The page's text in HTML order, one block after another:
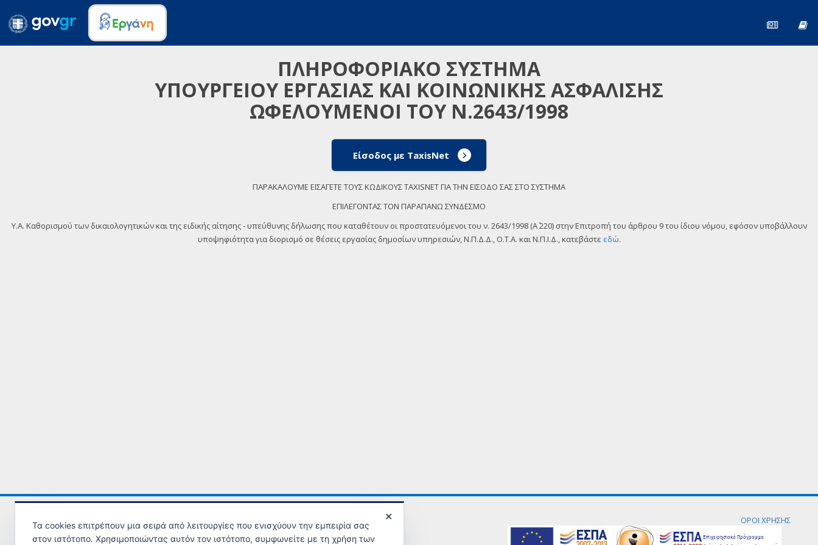
ΠΛΗΡΟΦΟΡΙΑΚΟ ΣΥΣΤΗΜΑ
ΥΠΟΥΡΓΕΙΟΥ ΕΡΓΑΣΙΑΣ ΚΑΙ ΚΟΙΝΩΝΙΚΗΣ ΑΣΦΑΛΙΣΗΣ
ΩΦΕΛΟΥΜΕΝΟΙ ΤΟΥ Ν.2643/1998
Είσοδος με TaxisNet
ΠΑΡΑΚΑΛΟΥΜΕ ΕΙΣΑΓΕΤΕ ΤΟΥΣ ΚΩΔΙΚΟΥΣ TAXISNET ΓΙΑ ΤΗΝ ΕΙΣΟΔΟ ΣΑΣ ΣΤΟ ΣΥΣΤΗΜΑ
ΕΠΙΛΕΓΟΝΤΑΣ ΤΟΝ ΠΑΡΑΠΑΝΩ ΣΥΝΔΕΣΜΟ
Y.A. Καθορισμού των δικαιολογητικών και της ειδικής αίτησης - υπεύθυνης δήλωσης που καταθέτουν οι προστατευόμενοι του ν. 2643/1998 (Α΄ 220) στην Επιτροπή του άρθρου 9 του ίδιου νόμου, εφόσον υποβάλλουν
υποψηφιότητα για διορισμό σε θέσεις εργασίας δημοσίων υπηρεσιών, Ν.Π.Δ.Δ., Ο.Τ.Α. και Ν.Π.Ι.Δ., κατεβάστε εδώ.
ΟΡΟΙ ΧΡΗΣΗΣ
✕
Τα cookies επιτρέπουν μια σειρά από λειτουργίες που ενισχύουν την εμπειρία σας
στον ιστότοπο. Χρησιμοποιώντας αυτόν τον ιστότοπο, συμφωνείτε με τη χρήση των